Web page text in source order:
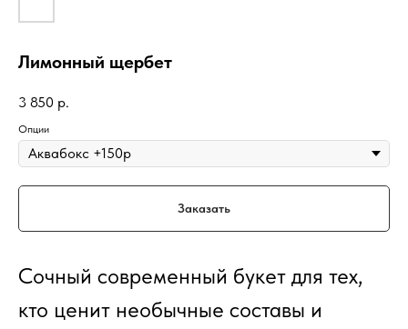
Лимонный щербет
3 850 р.
Опции
Заказать
Сочный современный букет для тех,
кто ценит необычные составы и